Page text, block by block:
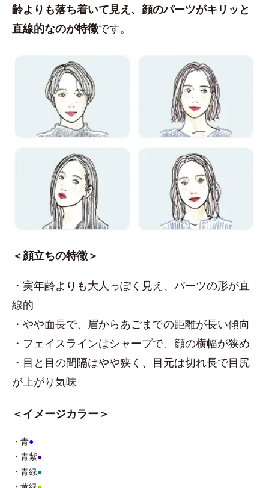
齢よりも落ち着いて見え、顔のパーツがキリッと
直線的なのが特徴です。
＜顔立ちの特徴＞
・実年齢よりも大人っぽく見え、パーツの形が直
線的
・やや面長で、眉からあごまでの距離が長い傾向
・フェイスラインはシャープで、顔の横幅が狭め
・目と目の間隔はやや狭く、目元は切れ長で目尻
が上がり気味
＜イメージカラー＞
・青●
・青紫●
・青緑●